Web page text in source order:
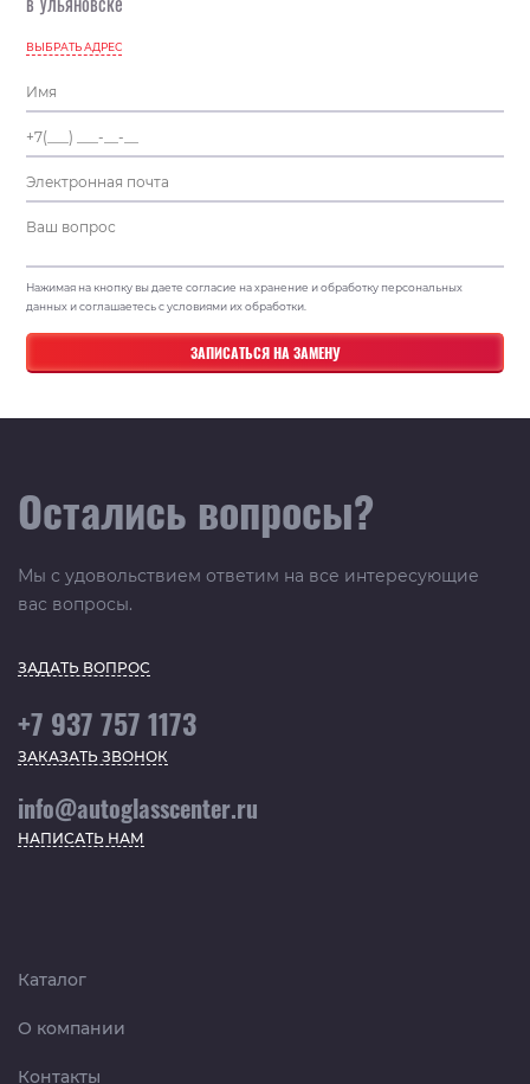
ВЫБРАТЬ АДРЕС
Нажимая на кнопку вы даете согласие на хранение и обработку персональных
данных и соглашаетесь с условиями их обработки.
Остались вопросы?
Мы с удовольствием ответим на все интересующие
вас вопросы.
ЗАДАТЬ ВОПРОС
+7 937 757 1173
ЗАКАЗАТЬ ЗВОНОК
info@autoglasscenter.ru
НАПИСАТЬ НАМ
Каталог
О компании
Контакты